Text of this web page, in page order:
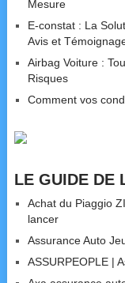
Mesure
E-constat : La
Avis et
Airbag Voiture :
Risques
Comment vos
LE GUIDE DE
Achat du Piaggio
lancer
Assurance Auto
ASSURPEOPLE |